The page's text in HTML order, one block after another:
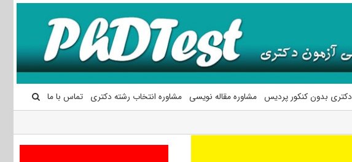
دکتری بدون کنکور پردیس مشاوره مقاله نویسی مشاوره انتخاب رشته دکتری تماس با ما